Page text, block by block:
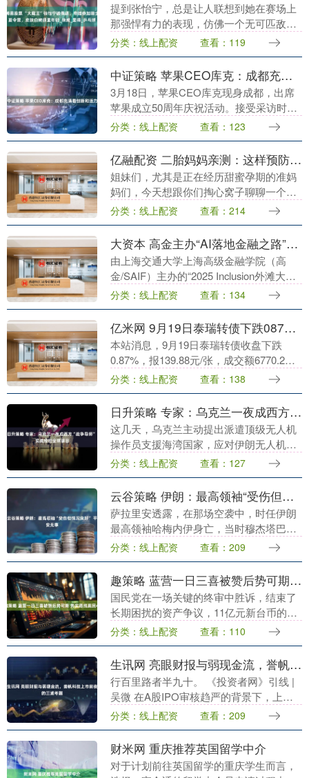
提到张怡宁，总是让人联想到她在赛场上
那强悍有力的表现，仿佛一个无可匹敌
的“大魔王”。她不仅是唯一一位成功完
成“双圈大满贯”的女子乒乓球选手，还在
多个国际大赛中展....
分类：线上配资 查看：119
中证策略 苹果CEO库克：成都充满着创新和活力
3月18日，苹果CEO库克现身成都，出席
苹果成立50周年庆祝活动。接受采访时库
克表示，苹果是1976年4月1日成立，距50
周年纪念日仅剩十余天，很高兴选择在成
都....
分类：线上配资 查看：123
亿融配资 二胎妈妈亲测：这样预防妊娠纹真有用！
姐妹们，尤其是正在经历甜蜜孕期的准妈
妈们，今天想跟你们掏心窝子聊聊一个让
很多姐妹都头疼的问题——妊娠纹！作为
一个过来人（两胎经验），我真心实意地
告诉你们：坚持涂....
分类：线上配资 查看：214
大资本 高金主办“AI落地金融之路”论坛 共探AI赋能金融产业落地新路径
由上海交通大学上海高级金融学院（高
金/SAIF）主办的“2025 Inclusion外滩大会
见解论坛——AI落地金融之路”近日举行，
共同探索AI赋能金融产业落地....
分类：线上配资 查看：134
亿米网 9月19日泰瑞转债下跌087%，转股溢价率806%
本站消息，9月19日泰瑞转债收盘下跌
0.87%，报139.88元/张，成交额6770.2万
元，转股溢价率8.06%。 资料显示，泰瑞
转债信用级别为“AA-”，债....
分类：线上配资 查看：138
日升策略 专家：乌克兰一夜成西方“战争导师” 实战经验全球瞩目
这几天，乌克兰主动提出派遣顶级无人机
操作员支援海湾国家，应对伊朗无人机的
袭击。乌克兰议员奥莱克桑德拉·乌斯蒂诺
娃直言：“全世界都能从我们的经验中学
习。”这体现了....
分类：线上配资 查看：127
云谷策略 伊朗：最高领袖“受伤但情况良好” 平安无事
萨拉里安透露，在那场空袭中，时任伊朗
最高领袖哈梅内伊身亡，当时穆杰塔巴也
在现场。此前，伊朗总统佩泽希齐扬的儿
子优素福·佩泽希齐扬在社交媒体上表示，
伊朗最高领袖穆....
分类：线上配资 查看：209
趣策略 蓝营一日三喜被赞后势可期 务实路线赢民心
国民党在一场关键的终审中胜诉，结束了
长期困扰的资产争议，11亿元新台币的追
征处分被撤销，党务运作的资金问题得以
解决。李四川作为台湾政坛公认的实干
派，曾在新北、高....
分类：线上配资 查看：110
生讯网 亮眼财报与弱现金流，誉帆科技上市前夜的三道考题
行百里路者半九十。 《投资者网》引线 |
吴微 在A股IPO审核趋严的背景下，上海
誉帆环境科技股份有限公司（下称"誉帆科
技"）的上市之路格外引人关注。自2023....
分类：线上配资 查看：209
财米网 重庆推荐英国留学中介
对于计划前往英国留学的重庆学生而言，